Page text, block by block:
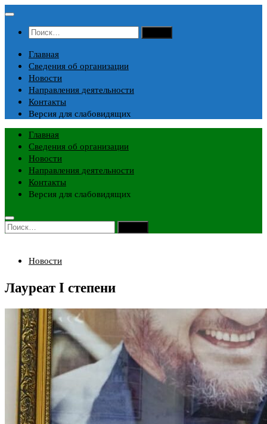
Перейти
содержимому
Найти:
Главная
Сведения об организации
Новости
Направления деятельности
Контакты
Версия для слабовидящих
Главная
Сведения об организации
Новости
Направления деятельности
Контакты
Версия для слабовидящих
Найти:
Новости
Лауреат I степени